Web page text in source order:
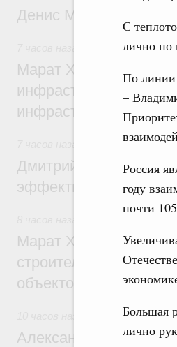
С
лично по
По линии
–
Россия
году
почти
Большая
лично
Денис Мантуров
Бюджеты
Марат Хуснуллин: 15
инфраструктуры
инфраструктурным
Развитие
Дмитрий Патрушев:
эффективность
Марат Хуснуллин:
строительство и
объектов
Чрезвычайные
Александр Козлов